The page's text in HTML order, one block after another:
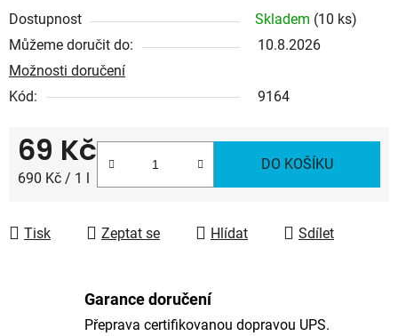
Dostupnost Skladem (10 ks)
Můžeme doručit do:
10.8.2026
Možnosti doručení
Kód:
9164
69 Kč
Měrná cena:
690 Kč / 1 l
DO KOŠÍKU
Tisk Zeptat se Hlídat Sdílet
Garance doručení
Přeprava certifikovanou dopravou UPS.